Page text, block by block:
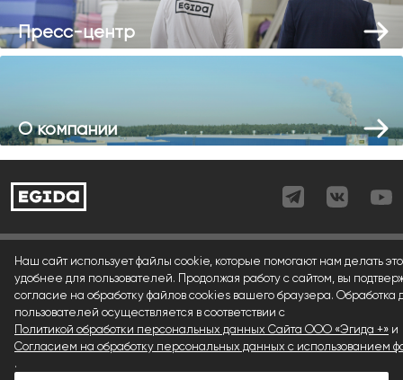
Пресс-центр
О компании
Условия использования материалов сайта
Политика конфиденциальности
Согласие (cookies)
Согласие (форма)
Согласие (регистрация)
Наш сайт использует файлы cookie, которые помогают нам делать
удобнее для пользователей. Продолжая работу с сайтом, вы
согласие на обработку файлов cookies вашего браузера. Обработка
пользователей осуществляется в соответствии с
Политикой обработки персональных данных Сайта ООО «Эгида +» и
Согласием на обработку персональных данных с использованием
.